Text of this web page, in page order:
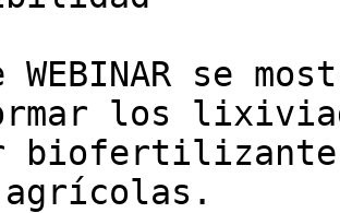
WEBINAR se
los